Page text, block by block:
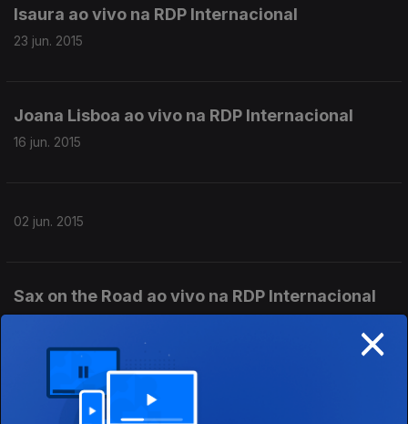
Isaura ao vivo na RDP Internacional
23 jun. 2015
Joana Lisboa ao vivo na RDP Internacional
16 jun. 2015
02 jun. 2015
Sax on the Road ao vivo na RDP Internacional
Xerife ao vivo na RDP Internacional
×